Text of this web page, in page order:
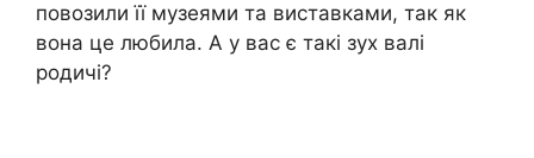
повозили її музеями та виставками, так як
вона це любила. А у вас є такі зух валі
родичі?